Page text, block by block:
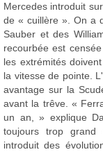
Mercedes introduit
de « cuillère ». On a
Sauber et des
recourbée est
les extrémités
la vitesse de pointe.
avantage sur la
avant la trêve. «
un an, » explique
toujours trop grand
introduit des